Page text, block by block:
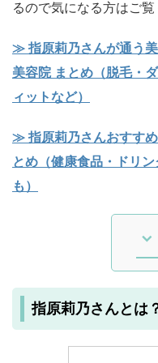
るので気になる方はご覧
≫ 指原莉乃さんが通う
美容院 まとめ（脱毛・
ィットなど）
≫ 指原莉乃さんおすす
とめ（健康食品・ドリ
も）
指原莉乃さんとは